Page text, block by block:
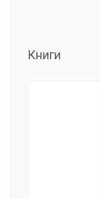
Книги